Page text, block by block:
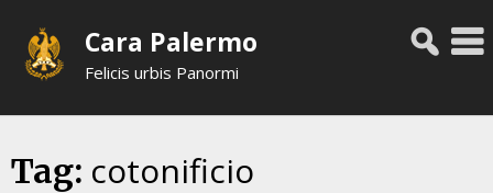
content
Cara Palermo
Felicis urbis Panormi
Tag: cotonificio